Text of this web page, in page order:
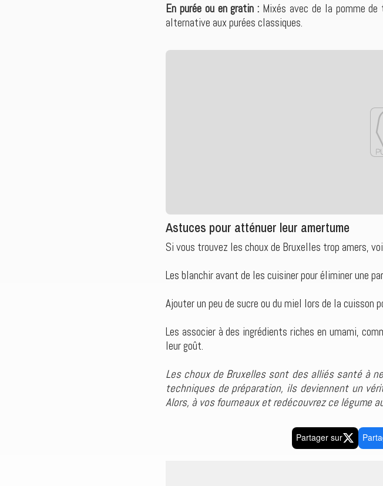
En purée ou en gratin : Mixés avec de la pomme
alternative aux purées classiques.
Astuces pour atténuer leur amertume
Si vous trouvez les choux de Bruxelles trop amers,
Les blanchir avant de les cuisiner pour éliminer une
Ajouter un peu de sucre ou du miel lors de la cuisson
Les associer à des ingrédients riches en umami,
leur goût.
Les choux de Bruxelles sont des alliés santé à
techniques de préparation, ils deviennent un
Alors, à vos fourneaux et redécouvrez ce légume
Partager sur